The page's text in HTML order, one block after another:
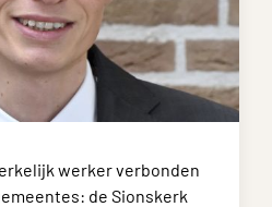
werker verbonden
de Sionskerk